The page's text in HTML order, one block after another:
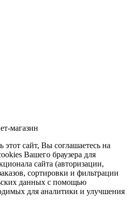
магазин
этот сайт, Вы соглашаетесь на
Вашего браузера для
сайта (авторизации,
сортировки и фильтрации
данных с помощью
для аналитики и улучшения